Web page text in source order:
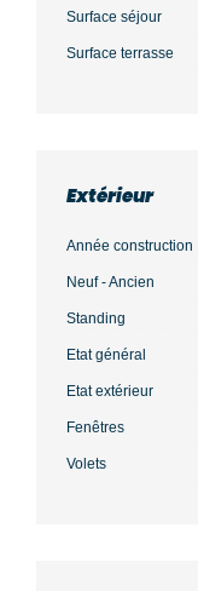
Surface séjour
Surface terrasse
Extérieur
Année construction
Neuf - Ancien
Standing
Etat général
Etat extérieur
Fenêtres
Volets